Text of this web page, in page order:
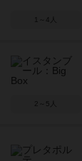
1～4人
2～5人